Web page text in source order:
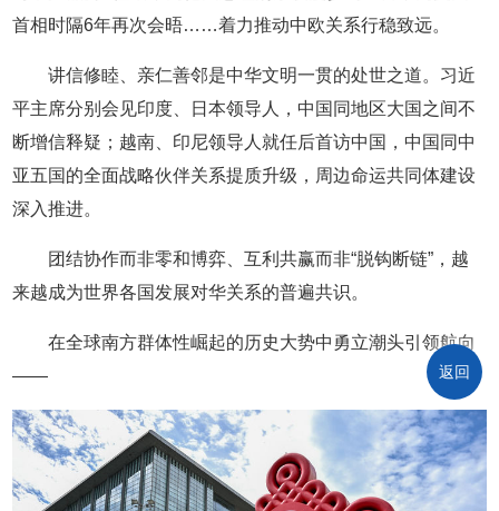
返回
首相时隔6年再次会晤……着力推动中欧关系行稳致远。
讲信修睦、亲仁善邻是中华文明一贯的处世之道。习近
平主席分别会见印度、日本领导人，中国同地区大国之间不
断增信释疑；越南、印尼领导人就任后首访中国，中国同中
亚五国的全面战略伙伴关系提质升级，周边命运共同体建设
深入推进。
团结协作而非零和博弈、互利共赢而非“脱钩断链”，越
来越成为世界各国发展对华关系的普遍共识。
在全球南方群体性崛起的历史大势中勇立潮头引领航向
——